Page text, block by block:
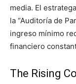
media. El
la “Auditoría de
ingreso mínimo
financiero
The Rising